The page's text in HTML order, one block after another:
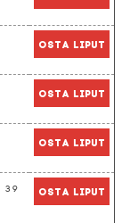
Osta liput
Osta liput
Osta liput
39
Osta liput